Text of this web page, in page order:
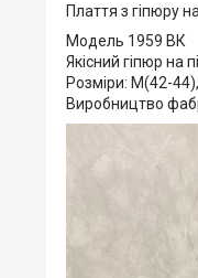
Плаття з гіпюру
Модель 1959 ВК
Якісний гіпюр на
Розміри: М(42-
Виробництво